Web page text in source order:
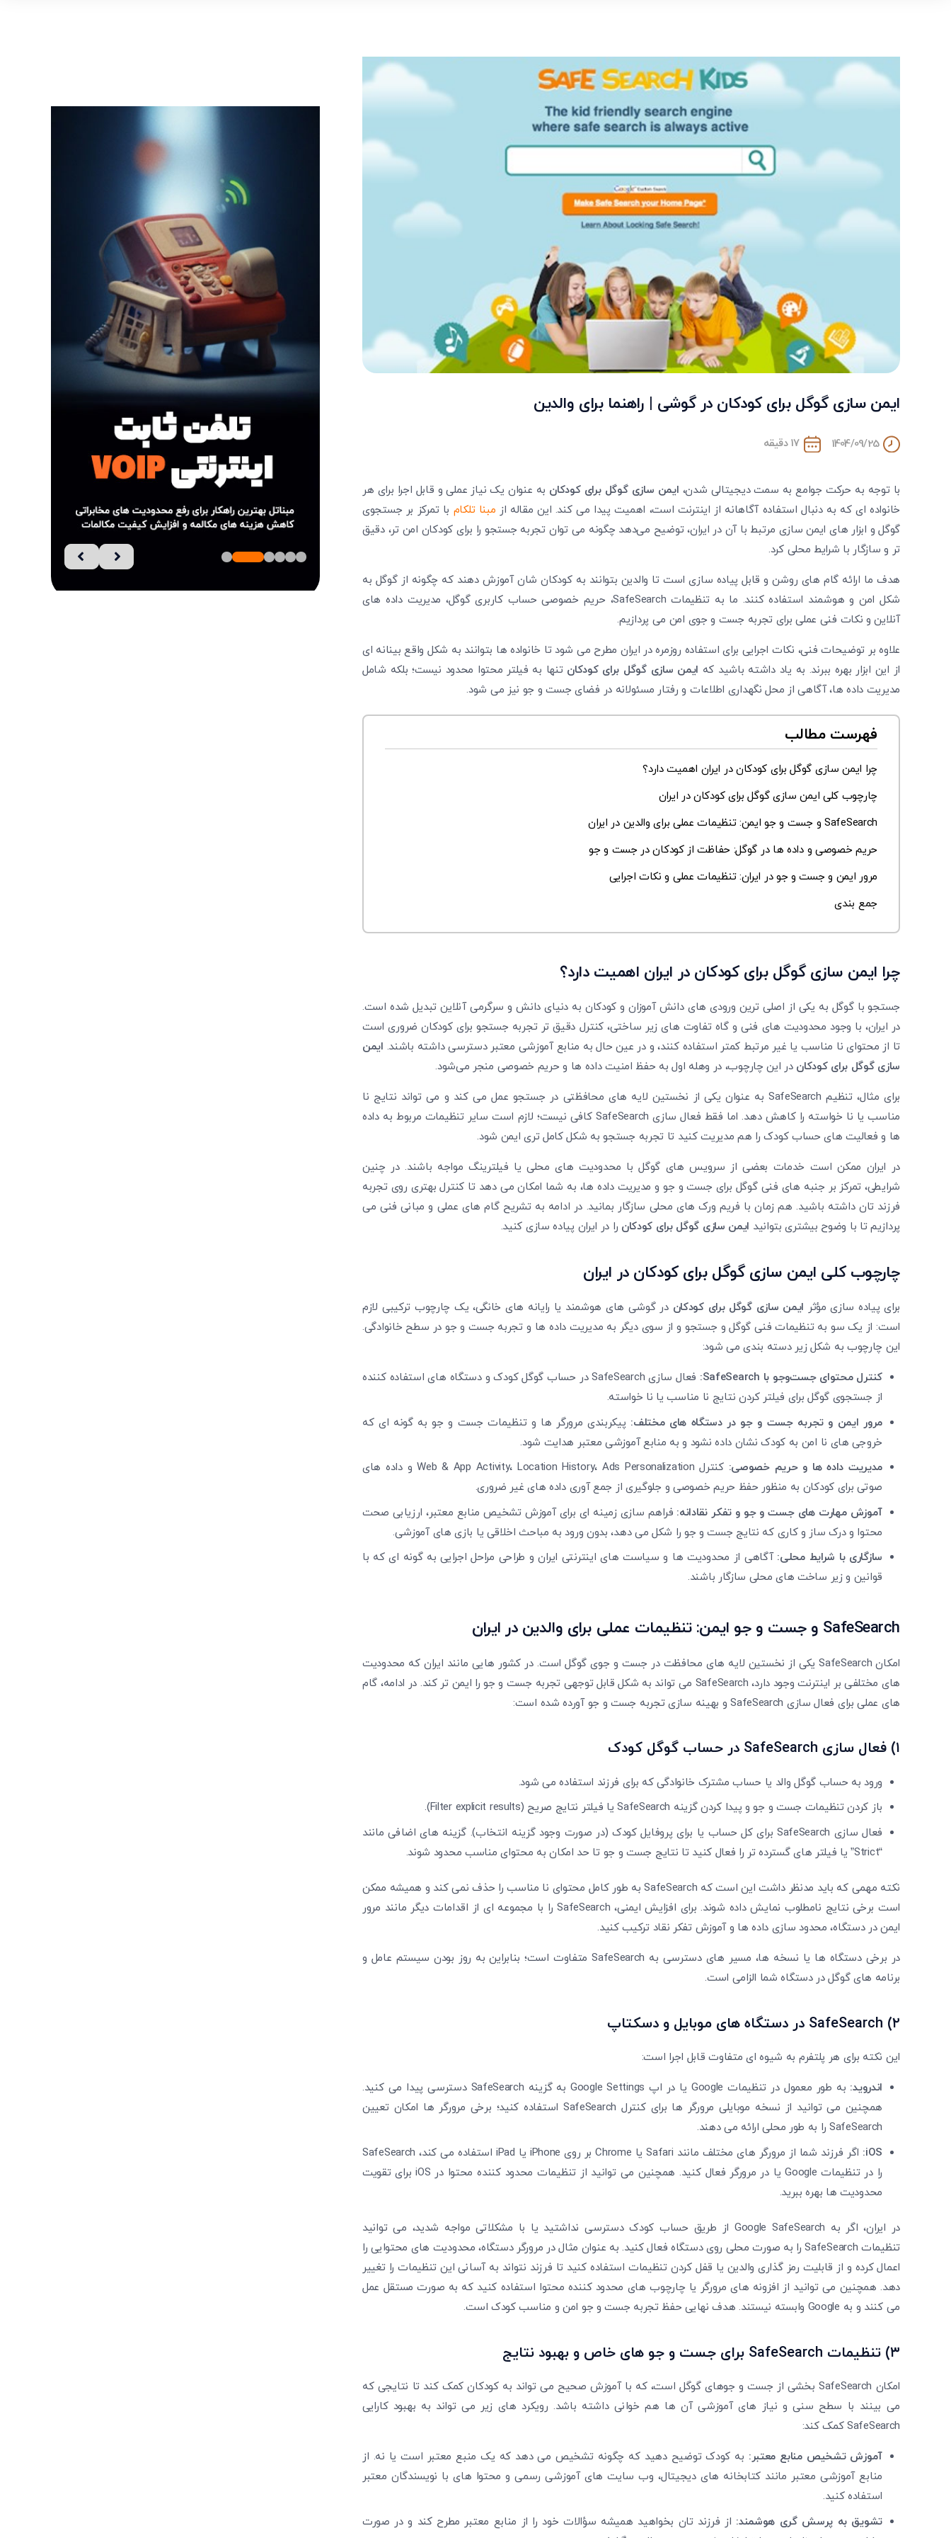
ایمن سازی گوگل برای کودکان در گوشی | راهنما برای والدین
1404/09/25 17 دقیقه
با توجه به حرکت جوامع به سمت دیجیتالی شدن، ایمن سازی گوگل برای کودکان به عنوان یک نیاز عملی و قابل اجرا برای هر
خانواده‌ ای که به دنبال استفاده آگاهانه از اینترنت است، اهمیت پیدا می ‌کند. این مقاله از مبنا تلکام با تمرکز بر جستجوی
گوگل و ابزار های ایمن ‌سازی مرتبط با آن در ایران، توضیح می‌دهد چگونه می‌ توان تجربه جستجو را برای کودکان امن ‌تر، دقیق‌
تر و سازگار با شرایط محلی کرد.
هدف ما ارائه گام‌ های روشن و قابل پیاده ‌سازی است تا والدین بتوانند به کودکان ‌شان آموزش دهند که چگونه از گوگل به
شکل امن و هوشمند استفاده کنند. ما به تنظیمات SafeSearch، حریم خصوصی حساب کاربری گوگل، مدیریت داده‌ های
آنلاین و نکات فنی عملی برای تجربه جست‌ و جوی امن می ‌پردازیم.
علاوه بر توضیحات فنی، نکات اجرایی برای استفاده روزمره در ایران مطرح می‌ شود تا خانواده ‌ها بتوانند به شکل واقع ‌بینانه ‌ای
از این ابزار بهره ببرند. به یاد داشته باشید که ایمن سازی گوگل برای کودکان تنها به فیلتر محتوا محدود نیست؛ بلکه شامل
مدیریت داده ‌ها، آگاهی از محل نگهداری اطلاعات و رفتار مسئولانه در فضای جست‌ و جو نیز می ‌شود.
فهرست مطالب
چرا ایمن سازی گوگل برای کودکان در ایران اهمیت دارد؟
چارچوب کلی ایمن ‌سازی گوگل برای کودکان در ایران
SafeSearch و جست‌ و جو ایمن: تنظیمات عملی برای والدین در ایران
حریم خصوصی و داده‌ ها در گوگل: حفاظت از کودکان در جست ‌و جو
مرور ایمن و جست‌ و جو در ایران: تنظیمات عملی و نکات اجرایی
جمع ‌بندی
چرا ایمن سازی گوگل برای کودکان در ایران اهمیت دارد؟
جستجو با گوگل به یکی از اصلی ‌ترین ورودی‌ های دانش ‌آموزان و کودکان به دنیای دانش و سرگرمی آنلاین تبدیل شده است.
در ایران، با وجود محدودیت ‌های فنی و گاه تفاوت‌ های زیر ساختی، کنترل دقیق‌ تر تجربه جستجو برای کودکان ضروری است
تا از محتوای نا مناسب یا غیر مرتبط کمتر استفاده کنند، و در عین حال به منابع آموزشی معتبر دسترسی داشته باشند. ایمن
سازی گوگل برای کودکان در این چارچوب، در وهله اول به حفظ امنیت داده ‌ها و حریم خصوصی منجر می‌شود.
برای مثال، تنظیم SafeSearch به عنوان یکی از نخستین لایه ‌های محافظتی در جستجو عمل می‌ کند و می‌ تواند نتایج نا
مناسب یا نا خواسته را کاهش دهد. اما فقط فعال‌ سازی SafeSearch کافی نیست؛ لازم است سایر تنظیمات مربوط به داده
‌ها و فعالیت‌ های حساب کودک را هم مدیریت کنید تا تجربه جستجو به شکل کامل‌ تری ایمن شود.
در ایران ممکن است خدمات بعضی از سرویس‌ های گوگل با محدودیت‌ های محلی یا فیلترینگ مواجه باشند. در چنین
شرایطی، تمرکز بر جنبه ‌های فنی گوگل برای جست‌ و جو و مدیریت داده ‌ها، به شما امکان می‌ دهد تا کنترل بهتری روی تجربه
فرزند تان داشته باشید. هم زمان با فریم ‌ورک‌ های محلی سازگار بمانید. در ادامه به تشریح گام‌ های عملی و مبانی فنی می‌
پردازیم تا با وضوح بیشتری بتوانید ایمن سازی گوگل برای کودکان را در ایران پیاده ‌سازی کنید.
چارچوب کلی ایمن ‌سازی گوگل برای کودکان در ایران
برای پیاده ‌سازی مؤثر ایمن سازی گوگل برای کودکان در گوشی ‌های هوشمند یا رایانه ‌های خانگی، یک چارچوب ترکیبی لازم
است: از یک سو به تنظیمات فنی گوگل و جستجو و از سوی دیگر به مدیریت داده ‌ها و تجربه جست‌ و جو در سطح خانوادگی.
این چارچوب به شکل زیر دسته ‌بندی می ‌شود:
کنترل محتوای جست‌وجو با SafeSearch
:
فعال‌ سازی SafeSearch در حساب گوگل کودک و دستگاه ‌های استفاده ‌کننده
از جستجوی گوگل برای فیلتر کردن نتایج نا مناسب یا نا خواسته.
مرور ایمن و تجربه جست‌ و جو در دستگاه ‌های مختلف: پیکربندی مرورگر ها و تنظیمات جست‌ و جو به گونه ‌ای که
خروجی‌ های نا امن به کودک نشان داده نشود و به منابع آموزشی معتبر هدایت شود.
مدیریت داده ‌ها و حریم خصوصی:
کنترل Web & App Activity، Location History، Ads Personalization و داده‌ های
صوتی برای کودکان به منظور حفظ حریم خصوصی و جلوگیری از جمع‌ آوری داده‌ های غیر ضروری.
آموزش مهارت‌ های جست‌ و جو و تفکر نقادانه: فراهم‌ سازی زمینه ‌ای برای آموزش تشخیص منابع معتبر، ارزیابی صحت
محتوا و درک ساز و کاری که نتایج جست ‌و جو را شکل می ‌دهد، بدون ورود به مباحث اخلاقی یا بازی‌ های آموزشی.
سازگاری با شرایط محلی: آگاهی از محدودیت ‌ها و سیاست‌ های اینترنتی ایران و طراحی مراحل اجرایی به گونه ‌ای که با
قوانین و زیر ساخت‌ های محلی سازگار باشند.
SafeSearch و جست‌ و جو ایمن: تنظیمات عملی برای والدین در ایران
امکان SafeSearch یکی از نخستین لایه‌ های محافظت در جست‌ و جوی گوگل است. در کشور هایی مانند ایران که محدودیت‌
های مختلفی بر اینترنت وجود دارد، SafeSearch می ‌تواند به شکل قابل توجهی تجربه جست‌ و جو را ایمن ‌تر کند. در ادامه، گام‌
های عملی برای فعال ‌سازی SafeSearch و بهینه ‌سازی تجربه جست‌ و جو آورده شده است:
۱) فعال‌ سازی SafeSearch در حساب گوگل کودک
ورود به حساب گوگل والد یا حساب مشترک خانوادگی که برای فرزند استفاده می ‌شود.
باز کردن تنظیمات جست‌ و جو و پیدا کردن گزینه SafeSearch یا فیلتر نتایج صریح (Filter explicit results).
فعال ‌سازی SafeSearch برای کل حساب یا برای پروفایل کودک (در صورت وجود گزینه انتخاب). گزینه‌ های اضافی مانند
“Strict” یا فیلتر های گسترده ‌تر را فعال کنید تا نتایج جست‌ و جو تا حد امکان به محتوای مناسب محدود شوند.
نکته مهمی که باید مدنظر داشت این است که SafeSearch به طور کامل محتوای نا مناسب را حذف نمی ‌کند و همیشه ممکن
است برخی نتایج نامطلوب نمایش داده شوند. برای افزایش ایمنی، SafeSearch را با مجموعه ‌ای از اقدامات دیگر مانند مرور
ایمن در دستگاه، محدود سازی داده ‌ها و آموزش تفکر نقاد ترکیب کنید.
در برخی دستگاه‌ ها یا نسخه ‌ها، مسیر های دسترسی به SafeSearch متفاوت است؛ بنابراین به ‌روز بودن سیستم عامل و
برنامه ‌های گوگل در دستگاه شما الزامی است.
۲) SafeSearch در دستگاه ‌های موبایل و دسکتاپ
این نکته برای هر پلتفرم به شیوه‌ ای متفاوت قابل اجرا است:
اندروید:
به طور معمول در تنظیمات Google یا در اپ Google Settings به گزینه SafeSearch دسترسی پیدا می ‌کنید.
همچنین می ‌توانید از نسخه موبایلی مرورگر ها برای کنترل SafeSearch استفاده کنید؛ برخی مرورگر ها امکان تعیین
SafeSearch را به طور محلی ارائه می‌ دهند.
iOS
:
اگر فرزند شما از مرورگر های مختلف مانند Safari یا Chrome بر روی iPhone یا iPad استفاده می‌ کند، SafeSearch
را در تنظیمات Google یا در مرورگر فعال کنید. همچنین می ‌توانید از تنظیمات محدود کننده محتوا در iOS برای تقویت
محدودیت‌ ها بهره ببرید.
در ایران، اگر به Google SafeSearch از طریق حساب کودک دسترسی نداشتید یا با مشکلاتی مواجه شدید، می‌ توانید
تنظیمات SafeSearch را به صورت محلی روی دستگاه فعال کنید. به عنوان مثال در مرورگر دستگاه، محدودیت ‌های محتوایی را
اعمال کرده و از قابلیت رمز گذاری والدین یا قفل‌ کردن تنظیمات استفاده کنید تا فرزند نتواند به آسانی این تنظیمات را تغییر
دهد. همچنین می ‌توانید از افزونه ‌های مرورگر یا چارچوب‌ های محدود کننده محتوا استفاده کنید که به صورت مستقل عمل
می ‌کنند و به Google وابسته نیستند. هدف نهایی حفظ تجربه جست‌ و جو امن و مناسب کودک است.
۳) تنظیمات SafeSearch برای جست‌ و جو های خاص و بهبود نتایج
امکان SafeSearch بخشی از جست‌ و جوهای گوگل است، که با آموزش صحیح می ‌تواند به کودکان کمک کند تا نتایجی که
می ‌بینند با سطح سنی و نیاز های آموزشی آن ها هم خوانی داشته باشد. رویکرد های زیر می‌ تواند به بهبود کارایی
SafeSearch کمک کند:
آموزش تشخیص منابع معتبر: به کودک توضیح دهید که چگونه تشخیص می‌ دهد که یک منبع معتبر است یا نه. از
منابع آموزشی معتبر مانند کتابخانه ‌های دیجیتال، وب ‌سایت ‌های آموزشی رسمی و محتوا های با نویسندگان معتبر
استفاده کنید.
تشویق به پرسش گری هوشمند: از فرزند تان بخواهید همیشه سؤالات خود را از منابع معتبر مطرح کند و در صورت
تایید کد
کد ارسال شده را وارد کنید
تایید کد